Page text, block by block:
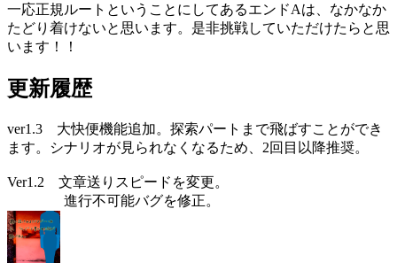
一応正規ルートということにしてあるエンドAは、なかなか
たどり着けないと思います。是非挑戦していただけたらと思
います！！
更新履歴
ver1.3 大快便機能追加。探索パートまで飛ばすことができ
ます。シナリオが見られなくなるため、2回目以降推奨。
Ver1.2 文章送りスピードを変更。
進行不可能バグを修正。